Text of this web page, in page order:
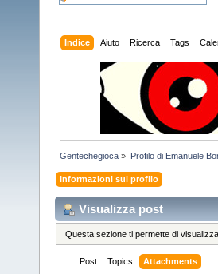
Indice Aiuto Ricerca Tags
Gentechegioca » Profilo di Emanuele
Informazioni sul profilo
Visualizza post
Questa sezione ti permette di
Post Topics Attachments